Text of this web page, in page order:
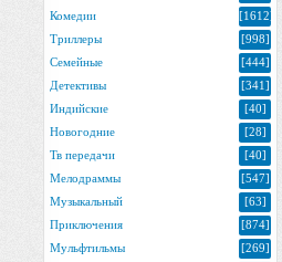
Комедии
[1612]
Триллеры
[998]
Семейные
[444]
Детективы
[341]
Индийские
[40]
Новогодние
[28]
Тв передачи
[40]
Мелодраммы
[547]
Музыкальный
[63]
Приключения
[874]
Мульфтильмы
[269]